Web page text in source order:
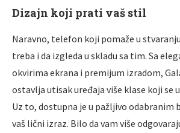
Dizajn koji prati vaš stil
Naravno, telefon koji pomaže u
treba i da izgleda u skladu sa tim. Sa
okvirima ekrana i premijum izradom,
ostavlja utisak uređaja više klase koji se
Uz to, dostupna je u pažljivo odabranim
vaš lični izraz. Bilo da vam više